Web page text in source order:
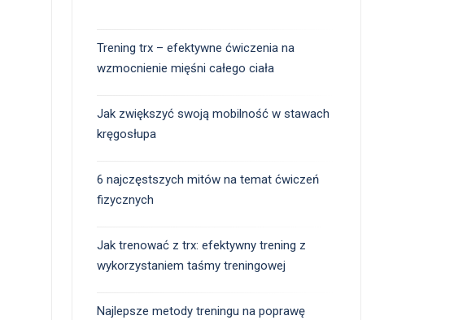
Trening trx – efektywne ćwiczenia na
wzmocnienie mięśni całego ciała
Jak zwiększyć swoją mobilność w stawach
kręgosłupa
6 najczęstszych mitów na temat ćwiczeń
fizycznych
Jak trenować z trx: efektywny trening z
wykorzystaniem taśmy treningowej
Najlepsze metody treningu na poprawę